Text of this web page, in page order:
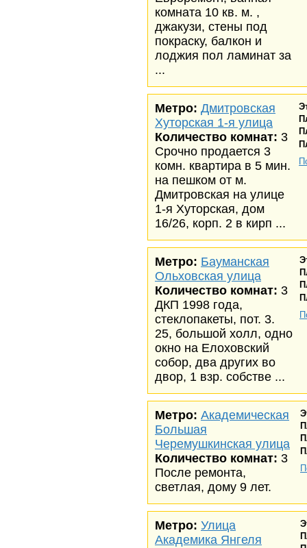
комната 10 кв. м. ,
джакузи, стены под
покраску, балкон и
лоджия пол ламинат за
...
Метро: Дмитровская
Хуторская 1-я улица
Количество комнат: 3
Срочно продается 3
комн. квартира в 5 мин.
на пешком от м.
Дмитровская на улице
1-я Хуторская, дом
16/26, корп. 2 в кирп ...
Метро: Бауманская
Ольховская улица
Количество комнат: 3
ДКП 1998 года,
стеклопакеты, пот. 3.
25, большой холл, одно
окно на Елоховский
собор, два других во
двор, 1 взр. собстве ...
Метро: Академическая
Большая
Черемушкинская улица
Количество комнат: 3
После ремонта,
светлая, дому 9 лет.
Метро: Улица
Академика Янгеля